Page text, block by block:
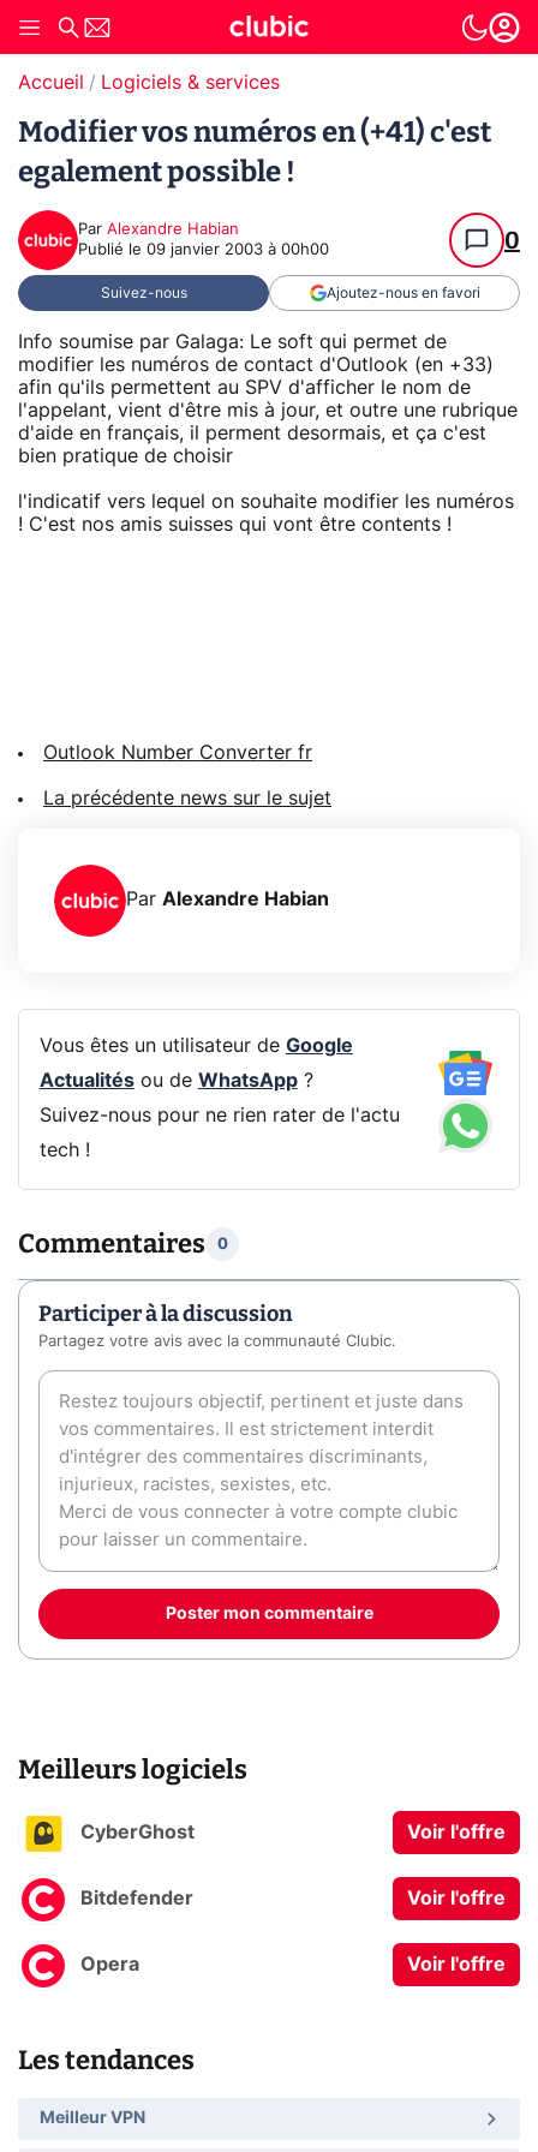
Accueil Logiciels & services
Modifier vos numéros en (+41) c'est
egalement possible !
Par Alexandre Habian
Publié le 09 janvier 2003 à 00h00 0
Suivez-nous Ajoutez-nous en favori
Info soumise par Galaga: Le soft qui permet de
modifier les numéros de contact d'Outlook (en +33)
afin qu'ils permettent au SPV d'afficher le nom de
l'appelant, vient d'être mis à jour, et outre une rubrique
d'aide en français, il perment desormais, et ça c'est
bien pratique de choisir
l'indicatif vers lequel on souhaite modifier les numéros
! C'est nos amis suisses qui vont être contents !
Outlook Number Converter fr
La précédente news sur le sujet
Par Alexandre Habian
Vous êtes un utilisateur de Google
Actualitésou de WhatsApp?
Suivez-nous pour ne rien rater de l'actu
tech !
Commentaires 0
Participer à la discussion
Partagez votre avis avec la communauté Clubic.
Poster mon commentaire
Meilleurs logiciels
CyberGhost Voir l'offre
Bitdefender Voir l'offre
Opera Voir l'offre
Les tendances
Meilleur VPN